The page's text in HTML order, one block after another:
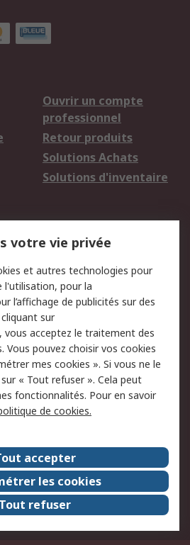
Ouvrir un compte
professionnel
Retour produits
Solutions Achats
Solutions d'inventaire
à
Sécurité des E-mails
Politique anti-
corruption
Evénements
Plc
Presse
Démarche RSE
RS Particuliers
votre vie privée
et autres technologies pour
l'utilisation, pour la
l’affichage de publicités sur des
sur
vous acceptez le traitement des
Vous pouvez choisir vos cookies
mes cookies ». Si vous ne le
« Tout refuser ». Cela peut
fonctionnalités. Pour en savoir
de cookies.
accepter
les cookies
Tout refuser